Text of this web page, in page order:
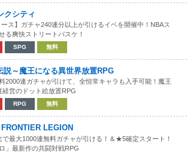
クシティ
ース】ガチャ240連分以上が引けるイベを開催中！NBAス
る爽快ストリートバスケ！
SPG 無料
説～魔王になる異世界放置RPG
2000連ガチャが引けて、全恒常キャラも入手可能！魔王
経営のドット絵放置RPG
RPG 無料
LEGION
で最大1000連無料ガチャが引ける！＆★5確定スタート！
」最新作の共闘対戦RPG